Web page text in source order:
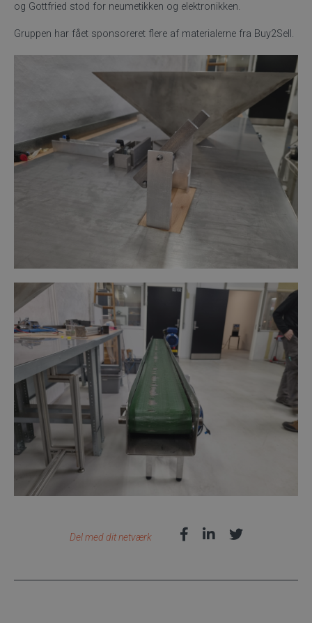
og Gottfried stod for neumetikken og elektronikken.
Gruppen har fået sponsoreret flere af materialerne fra Buy2Sell.
Del med dit netværk